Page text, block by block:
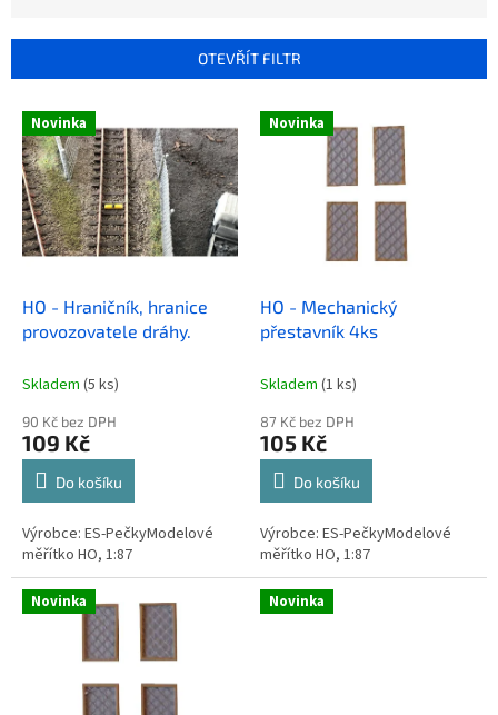
r
OTEVŘÍT FILTR
V
p
p
Novinka
HO - Hraničník, hranice
provozovatele dráhy.
Skladem (5 ks)
90 Kč bez DPH
109 Kč
Do košíku
Výrobce: ES-PečkyModelové
měřítko HO, 1:87
Novinka
HO - Mechanický
přestavník 4ks
Skladem (1 ks)
87 Kč bez DPH
105 Kč
Do košíku
Výrobce: ES-PečkyModelové
měřítko HO, 1:87
Novinka Novinka